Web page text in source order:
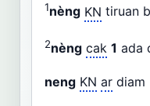
1nèng KN tiruan
2nèng cak 1 ada
neng KN ar diam